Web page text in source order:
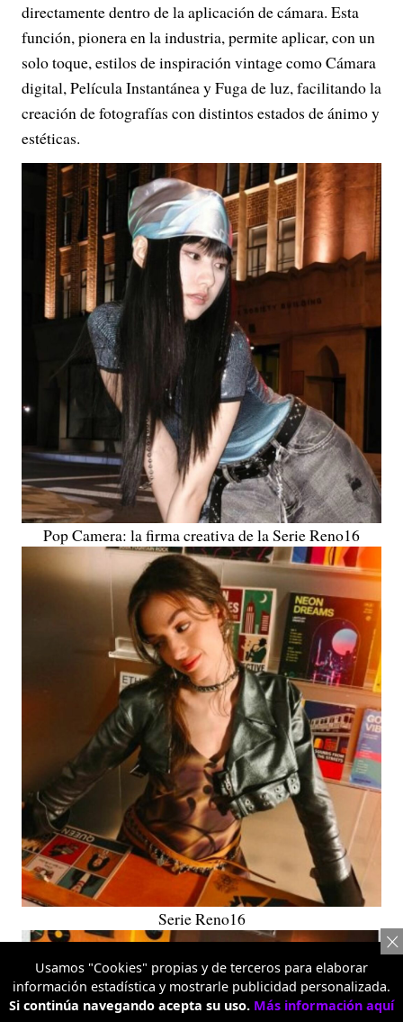
directamente dentro de la aplicación de cámara. Esta
función, pionera en la industria, permite aplicar, con un
solo toque, estilos de inspiración vintage como Cámara
digital, Película Instantánea y Fuga de luz, facilitando la
creación de fotografías con distintos estados de ánimo y
estéticas.
Pop Camera: la firma creativa de la Serie Reno16
Serie Reno16
Usamos "Cookies" propias y de terceros para elaborar
información estadística y mostrarle publicidad personalizada.
Si continúa navegando acepta su uso. Más información aquí